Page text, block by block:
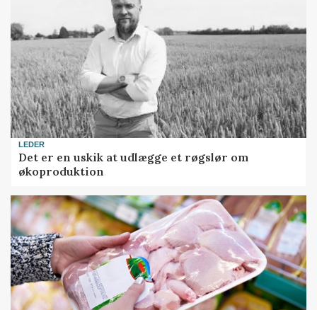
LEDER
Det er en uskik at udlægge et røgslør om
økoproduktion